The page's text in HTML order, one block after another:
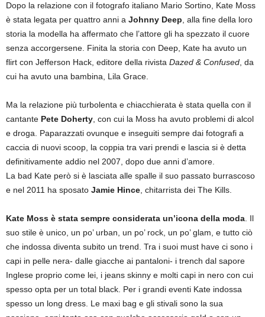
Dopo la relazione con il fotografo italiano Mario Sortino, Kate Moss
è stata legata per quattro anni a Johnny Deep , alla fine della loro
storia la modella ha affermato che l’attore gli ha spezzato il cuore
senza accorgersene. Finita la storia con Deep, Kate ha avuto un
flirt con Jefferson Hack, editore della rivista Dazed & Confused , da
cui ha avuto una bambina, Lila Grace.
Ma la relazione più turbolenta e chiacchierata è stata quella con il
cantante Pete Doherty , con cui la Moss ha avuto problemi di alcol
e droga. Paparazzati ovunque e inseguiti sempre dai fotografi a
caccia di nuovi scoop, la coppia tra vari prendi e lascia si è detta
definitivamente addio nel 2007, dopo due anni d’amore.
La bad Kate però si è lasciata alle spalle il suo passato burrascoso
e nel 2011 ha sposato Jamie Hince , chitarrista dei The Kills.
Kate Moss è stata sempre considerata un’icona della moda . Il
suo stile è unico, un po’ urban, un po’ rock, un po’ glam, e tutto ciò
che indossa diventa subito un trend. Tra i suoi must have ci sono i
capi in pelle nera- dalle giacche ai pantaloni- i trench dal sapore
Inglese proprio come lei, i jeans skinny e molti capi in nero con cui
spesso opta per un total black. Per i grandi eventi Kate indossa
spesso un long dress. Le maxi bag e gli stivali sono la sua